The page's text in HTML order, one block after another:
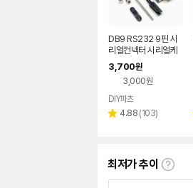
DB9 RS232 9핀 시
리얼컨넥터 시리얼케
이블 9핀컨넥터 16m
m 20mm
3,700원
3,000원
페이
DIY파츠
별 4.88 리
(103)
최저가 추이
최